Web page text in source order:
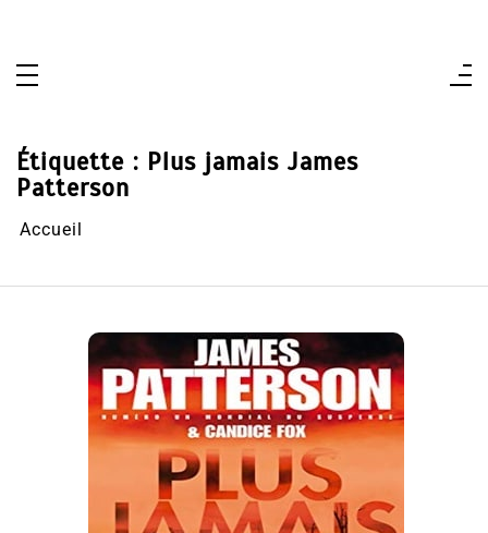
Étiquette : Plus jamais James
Patterson
Accueil